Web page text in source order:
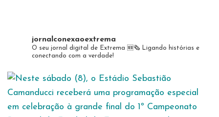
jornalconexaoextrema
O seu jornal digital de Extrema 🆕️🗞 Ligando histórias e
conectando com a verdade!